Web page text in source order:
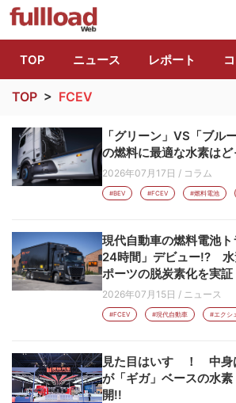
トラック総合情報誌
TOP ニュース レポート
TOP > FCEV
「グリーン」VS「ブ
の燃料に最適な水素はど
2026年07月17日 / コラム
#BEV #FCEV #燃料電池
現代自動車の燃料電池
24時間」デビュー!? 水
ポーツの脱炭素化を実証
2026年07月15日 / ニュース
#FCEV #現代自動車 #エクシ
見た目はいすゞ！ 中
が「ギガ」ベースの水
開!!